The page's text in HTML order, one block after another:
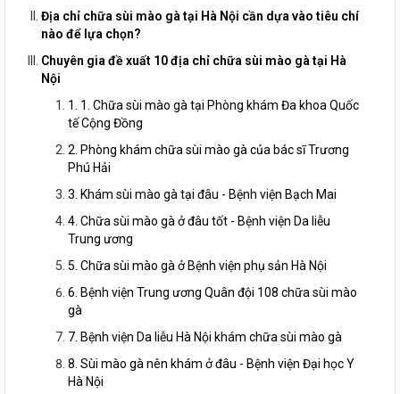
Địa chỉ chữa sùi mào gà tại Hà Nội cần dựa vào tiêu chí
nào để lựa chọn?
Chuyên gia đề xuất 10 địa chỉ chữa sùi mào gà tại Hà
Nội
1. 1. Chữa sùi mào gà tại Phòng khám Đa khoa Quốc
tế Cộng Đồng
2. Phòng khám chữa sùi mào gà của bác sĩ Trương
Phú Hải
3. Khám sùi mào gà tại đâu - Bệnh viện Bạch Mai
4. Chữa sùi mào gà ở đâu tốt - Bệnh viện Da liễu
Trung ương
5. Chữa sùi mào gà ở Bệnh viện phụ sản Hà Nội
6. Bệnh viện Trung ương Quân đội 108 chữa sùi mào
gà
7. Bệnh viện Da liễu Hà Nội khám chữa sùi mào gà
8. Sùi mào gà nên khám ở đâu - Bệnh viện Đại học Y
Hà Nội